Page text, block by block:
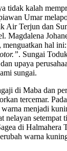
tidak kalah
Umar
Air Terjun dan
Magdalena
menguatkan hal ini:
. Sungai
upaya
sungai.
di Maba dan
tercemar.
menjadi
nelayan setempat
di Halmahera
warna